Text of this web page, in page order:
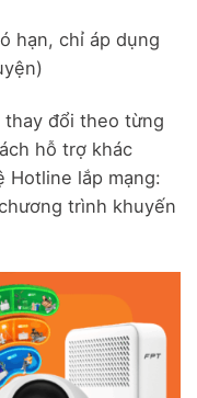
hạn, chỉ áp dụng
thay đổi theo từng
hỗ trợ khác
Hotline lắp mạng:
trình khuyến